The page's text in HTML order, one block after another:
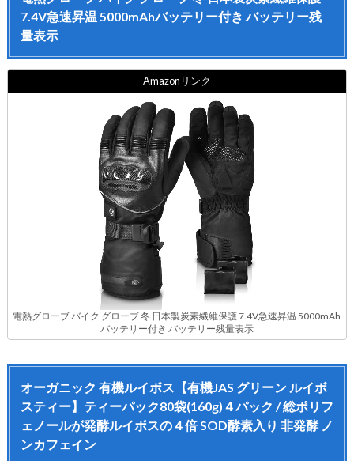
7.4V急速昇温 5000mAhバッテリー付き バッテリー残
量表示
Amazonリンク
電熱グローブ バイク グローブ 冬 日本製炭素繊維保護 7.4V急速昇温 5000mAh
バッテリー付き バッテリー残量表示
オーガニック 有機ルイボス【有機JAS グリーン ルイボ
スティー】ティーパック80袋(160g)４パック / 総ポリフ
ェノールが発酵ルイボスの４倍 SOD酵素入り 非発酵 ノ
ンカフェイン